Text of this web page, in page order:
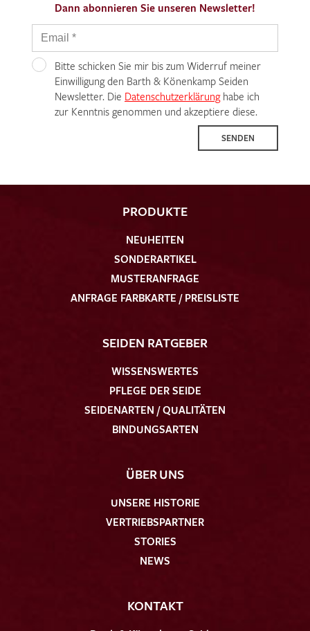
Dann abonnieren Sie unseren Newsletter!
Bitte schicken Sie mir bis zum Widerruf meiner
Einwilligung den Barth & Könenkamp Seiden
Newsletter. Die Datenschutzerklärunghabe ich
zur Kenntnis genommen und akzeptiere diese.
SENDEN
PRODUKTE
NEUHEITEN
SONDERARTIKEL
MUSTERANFRAGE
ANFRAGE FARBKARTE / PREISLISTE
SEIDEN RATGEBER
WISSENSWERTES
PFLEGE DER SEIDE
SEIDENARTEN / QUALITÄTEN
BINDUNGSARTEN
ÜBER UNS
UNSERE HISTORIE
VERTRIEBSPARTNER
STORIES
NEWS
KONTAKT